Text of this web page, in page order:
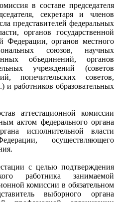
в составе председателя
секретаря и членов
представителей федеральных
органов государственной
Федерации, органов местного
союзов, научных
объединений, органов
учреждений (советов
попечительских советов,
и работников образовательных
комиссии
актом федерального органа
исполнительной власти
осуществляющего
с целью подтверждения
работника занимаемой
комиссии в обязательном
выборного органа